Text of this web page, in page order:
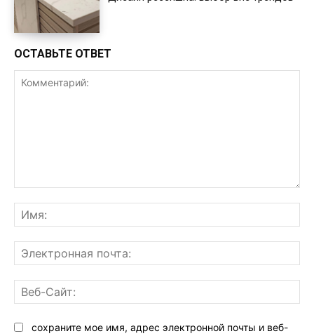
ОСТАВЬТЕ ОТВЕТ
сохраните мое имя, адрес электронной почты и веб-